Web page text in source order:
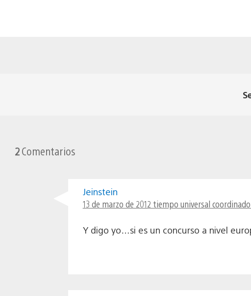
2Comentarios
Jeinstein
13 de marzo de 2012 tiempo universal
Y digo yo…si es un concurso a nivel